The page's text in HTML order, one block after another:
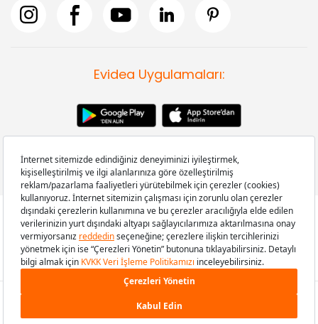
Evidea Uygulamaları:
Copyright © 2008-2026 Evidea.com | Tüm hakları saklıdır.